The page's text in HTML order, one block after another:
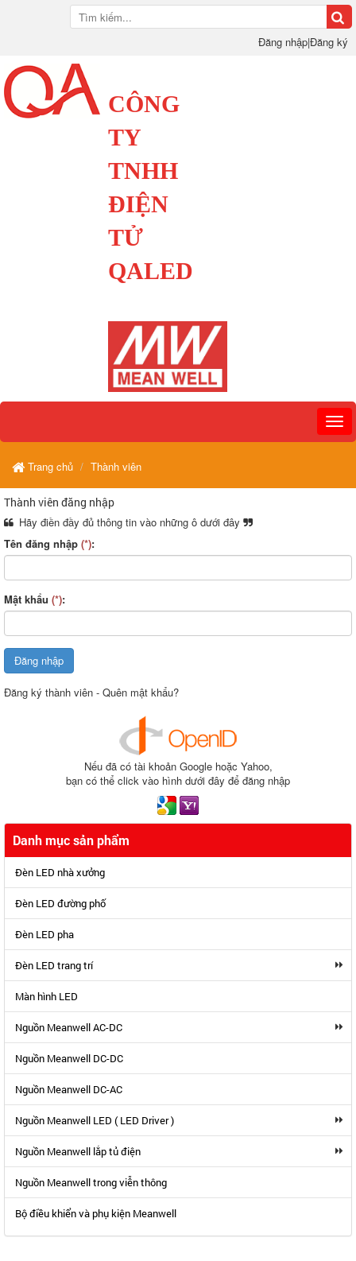
Đăng nhập|Đăng ký
CÔNG
TY
TNHH
ĐIỆN
TỬ
QALED
Trang chủ Thành viên
Thành viên đăng nhập
Hãy điền đầy đủ thông tin vào những ô dưới đây
Tên đăng nhập (*):
Mật khẩu (*):
Đăng ký thành viên - Quên mật khẩu?
Nếu đã có tài khoản Google hoặc Yahoo,
bạn có thể click vào hình dưới đây để đăng nhập
Danh mục sản phẩm
Đèn LED nhà xưởng
Đèn LED đường phố
Đèn LED pha
Đèn LED trang trí
Màn hình LED
Nguồn Meanwell AC-DC
Nguồn Meanwell DC-DC
Nguồn Meanwell DC-AC
Nguồn Meanwell LED ( LED Driver )
Nguồn Meanwell lắp tủ điện
Nguồn Meanwell trong viễn thông
Bộ điều khiển và phụ kiện Meanwell